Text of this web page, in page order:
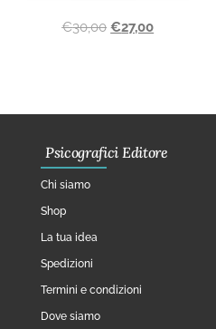
€30,00 €27,00
Psicografici Editore
Chi siamo
Shop
La tua idea
Spedizioni
Termini e condizioni
Dove siamo